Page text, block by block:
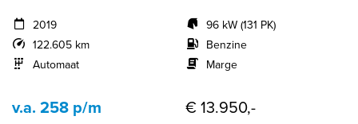
2019
122.605 km
Automaat
96 kW (131 PK)
Benzine
Marge
v.a. 258 p/m € 13.950,-